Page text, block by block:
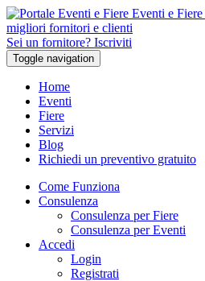
Eventi e Fiere
migliori fornitori e clienti
Sei un fornitore? Iscriviti
Toggle navigation
Home
Eventi
Fiere
Servizi
Blog
Richiedi un preventivo gratuito
Come Funziona
Consulenza
Consulenza per Fiere
Consulenza per Eventi
Accedi
Login
Registrati